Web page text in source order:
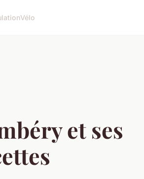
Vélo
et ses